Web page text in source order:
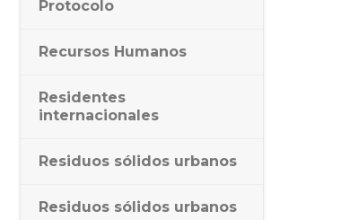
Protocolo
Recursos Humanos
Residentes
internacionales
Residuos sólidos urbanos
Residuos sólidos urbanos